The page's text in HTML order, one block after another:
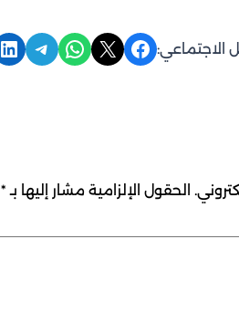
الاجتماعي: Share on Facebook
Share on X
Share on WhatsApp
Share on Telegram
Share on LinkedIn
الحقول الإلزامية مشار إليها بـ *